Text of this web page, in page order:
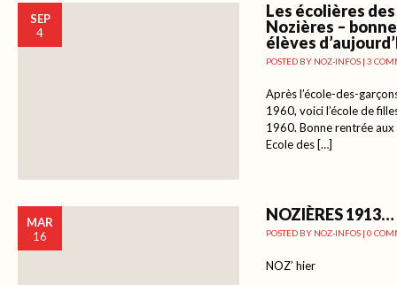
SEP
4
Les écolières
Nozières –
élèves
POSTED BY NOZ-INFOS | 3
Après l’école-des-
1960, voici l’école de
1960. Bonne rentrée
Ecole des […]
MAR
16
NOZIÈRES 1913…
POSTED BY NOZ-INFOS | 0
NOZ’ hier